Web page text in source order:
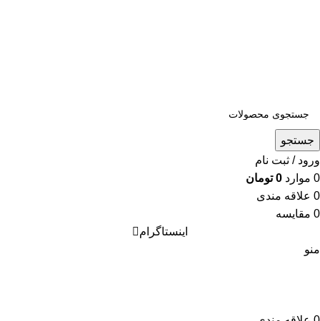
جستجو
ورود / ثبت نام
0 موارد 0 تومان
0 علاقه مندی
0 مقایسه
اینستاگرام
منو